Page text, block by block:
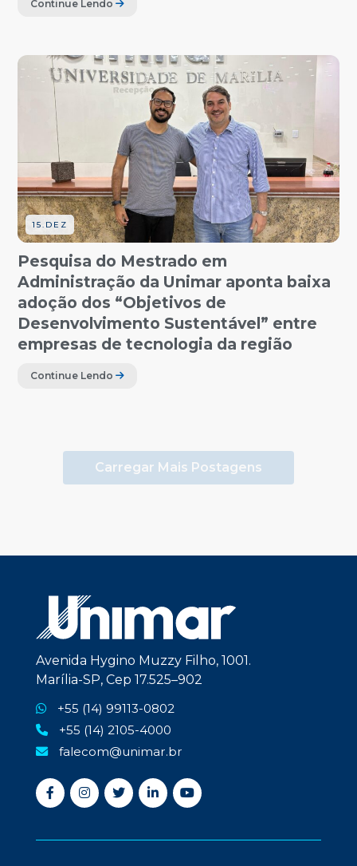
Continue Lendo
15.DEZ
Pesquisa do Mestrado em
Administração da Unimar aponta baixa
adoção dos “Objetivos de
Desenvolvimento Sustentável” entre
empresas de tecnologia da região
Continue Lendo
Carregar Mais Postagens
Avenida Hygino Muzzy Filho, 1001.
Marília-SP, Cep 17.525–902
+55 (14) 99113-0802
+55 (14) 2105-4000
falecom@unimar.br